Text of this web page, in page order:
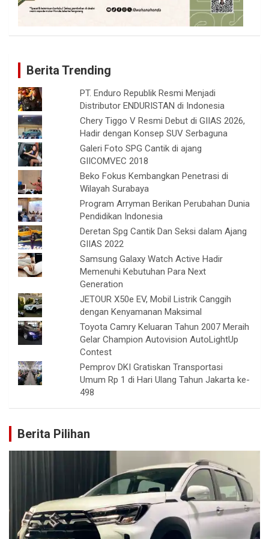
Berita Trending
PT. Enduro Republik Resmi Menjadi
Distributor ENDURISTAN di Indonesia
Chery Tiggo V Resmi Debut di GIIAS 2026,
Hadir dengan Konsep SUV Serbaguna
Galeri Foto SPG Cantik di ajang
GIICOMVEC 2018
Beko Fokus Kembangkan Penetrasi di
Wilayah Surabaya
Program Arryman Berikan Perubahan Dunia
Pendidikan Indonesia
Deretan Spg Cantik Dan Seksi dalam Ajang
GIIAS 2022
Samsung Galaxy Watch Active Hadir
Memenuhi Kebutuhan Para Next
Generation
JETOUR X50e EV, Mobil Listrik Canggih
dengan Kenyamanan Maksimal
Toyota Camry Keluaran Tahun 2007 Meraih
Gelar Champion Autovision AutoLightUp
Contest
Pemprov DKI Gratiskan Transportasi
Umum Rp 1 di Hari Ulang Tahun Jakarta ke-
498
Berita Pilihan